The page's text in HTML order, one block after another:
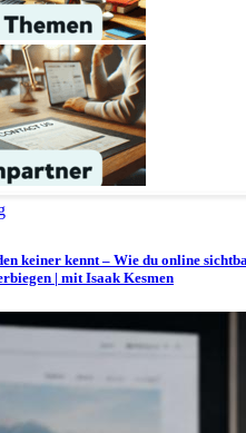
keiner kennt – Wie du online
| mit Isaak Kesmen